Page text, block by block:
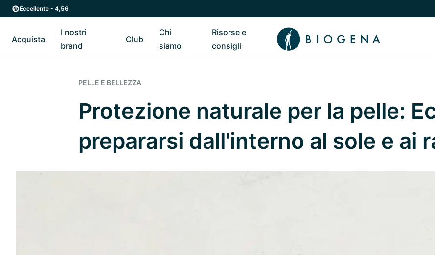
Vai al contenuto principale
Vai direttamente alla navigazione principale
Eccellente - 4,56
Acquista Riavvia il sottomenu di Acquista
I nostri
brand
Riavvia il sottomenu di I nostri brand
Club Riavvia il sottomenu di Club
Chi
siamo
Riavvia il sottomenu di Chi siamo
Risorse e
consigli
Riavvia il sottomenu di Risorse e consigli
PELLE E BELLEZZA
Protezione naturale per la pelle:
prepararsi dall'interno al sole e ai